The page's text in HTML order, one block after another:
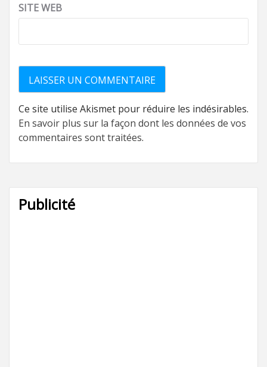
SITE WEB
Ce site utilise Akismet pour réduire les indésirables.
En savoir plus sur la façon dont les données de vos
commentaires sont traitées.
Publicité